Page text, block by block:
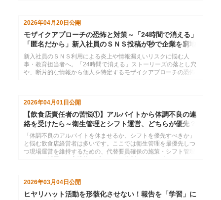
2026年04月20日 公開
モザイクアプローチの恐怖と対策～「24時間で消える」
「匿名だから」新入社員のＳＮＳ投稿が秒で企業を窮地
に追い込む
新入社員のＳＮＳ利用による炎上や情報漏えいリスクに悩む人
事・教育担当者へ。「24時間で消える」ストーリーズの落とし穴
や、断片的な情報から個人を特定するモザイクアプローチの恐怖
2026年04月01日 公開
【飲食店責任者の苦悩①】アルバイトから体調不良の連
絡を受けたら～衛生管理とシフト運営、どちらが優先？
「体調不良のアルバイトを休ませるか、シフトを優先すべきか」
と悩む飲食店経営者は多いです。ここでは衛生管理を最優先しつ
つ現場運営を維持するための、代替要員確保の施策・シフト管理
2026年03月04日公開
ヒヤリハット活動を形骸化させない！報告を「学習」に